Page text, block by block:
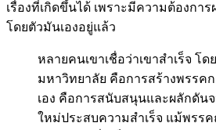
เรื่องที่เกิดขึ้นได้ เพราะมีความต้องกา
โดยตัวมันเองอยู่แล้ว
หลายคนเขาเชื่อว่าเขาสำเร็จ โ
มหาวิทยาลัย คือการสร้างพรรคก
เอง คือการสนับสนุนและผลักดัน
ใหม่ประสบความสำเร็จ แม้พรร